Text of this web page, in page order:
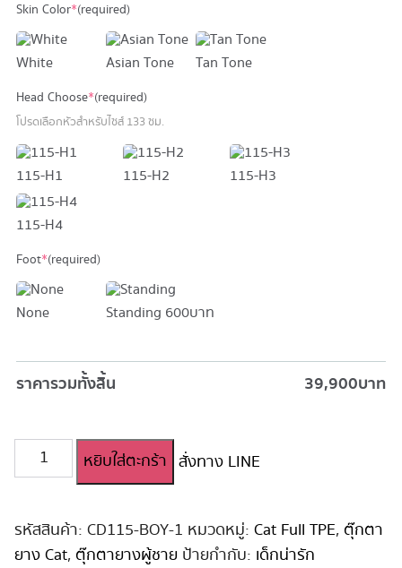
Skin Color*(required)
White Asian Tone Tan Tone
Head Choose*(required)
โปรดเลือกหัวสำหรับไซส์ 133 ซม.
115-H1 115-H2 115-H3
115-H4
Foot*(required)
None Standing 600 บาท
ราคารวมทั้งสิ้น 39,900บาท
จำนวน
ตุ๊กตา
ผู้ชาย
Momoko
หยิบใส่ตะกร้า สั่งทาง LINE
รหัสสินค้า: CD115-BOY-1 หมวดหมู่: Cat Full TPE, ตุ๊กตา
ยาง Cat, ตุ๊กตายางผู้ชาย ป้ายกำกับ: เด็กน่ารัก